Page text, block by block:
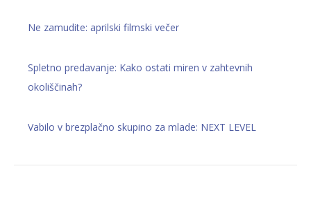
Ne zamudite: aprilski filmski večer
Spletno predavanje: Kako ostati miren v zahtevnih
okoliščinah?
Vabilo v brezplačno skupino za mlade: NEXT LEVEL